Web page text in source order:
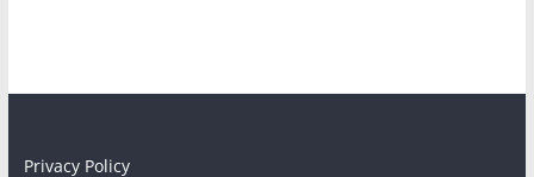
Privacy Policy